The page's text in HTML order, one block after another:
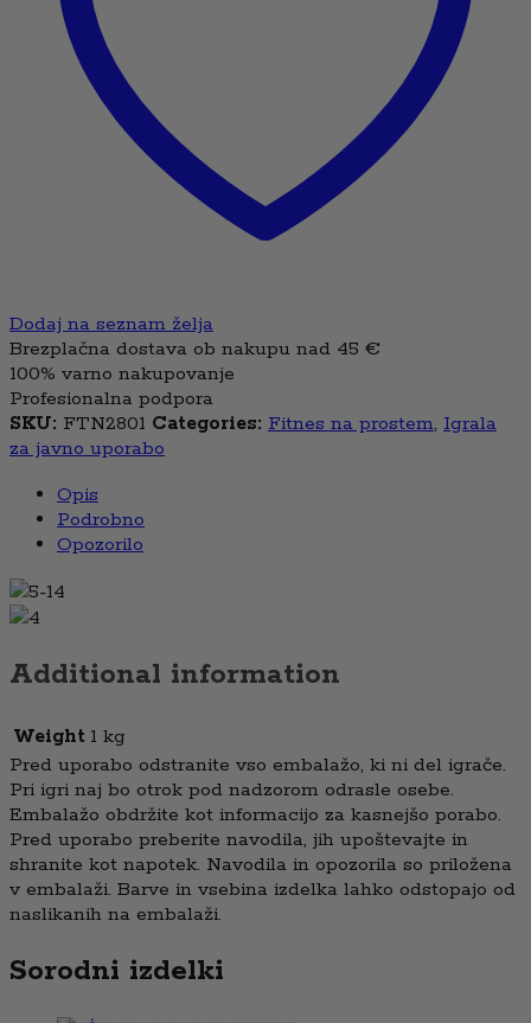
Dodaj na seznam želja
Brezplačna dostava ob nakupu nad 45 €
100% varno nakupovanje
Profesionalna podpora
SKU: FTN2801 Categories: Fitnes na prostem, Igrala
za javno uporabo
Opis
Podrobno
Opozorilo
5-14
4
Additional information
Weight 1 kg
Pred uporabo odstranite vso embalažo, ki ni del igrače.
Pri igri naj bo otrok pod nadzorom odrasle osebe.
Embalažo obdržite kot informacijo za kasnejšo porabo.
Pred uporabo preberite navodila, jih upoštevajte in
shranite kot napotek. Navodila in opozorila so priložena
v embalaži. Barve in vsebina izdelka lahko odstopajo od
naslikanih na embalaži.
Sorodni izdelki